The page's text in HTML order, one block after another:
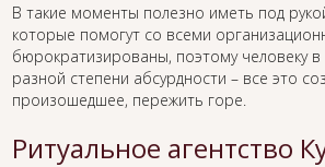
В такие моменты полезно иметь под
которые помогут со всеми
бюрократизированы, поэтому человеку
разной степени абсурдности – все это
произошедшее, пережить горе.
Ритуальное агентство